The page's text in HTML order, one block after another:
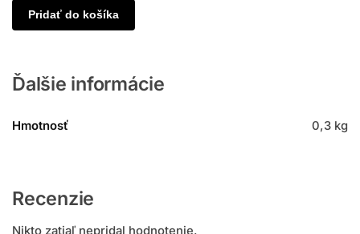
Pridať do košíka
Ďalšie informácie
Hmotnosť 0,3 kg
Recenzie
Nikto zatiaľ nepridal hodnotenie.